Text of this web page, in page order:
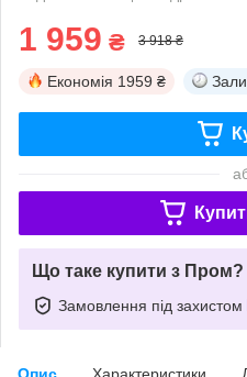
1 959 ₴ 3 918 ₴
Економія 1959 ₴
Що таке купити з Пром?
Замовлення під захистом
Опис Характеристики